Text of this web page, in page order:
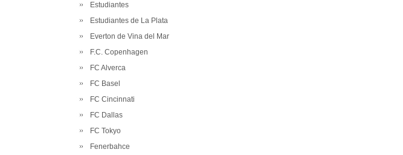
Estudiantes
Estudiantes de La Plata
Everton de Vina del Mar
F.C. Copenhagen
FC Alverca
FC Basel
FC Cincinnati
FC Dallas
FC Tokyo
Fenerbahce